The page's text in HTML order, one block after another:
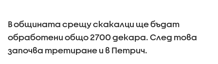
В общината срещу скакалци ще бъдат
обработени общо 2700 декара. След това
започва третиране и в Петрич.